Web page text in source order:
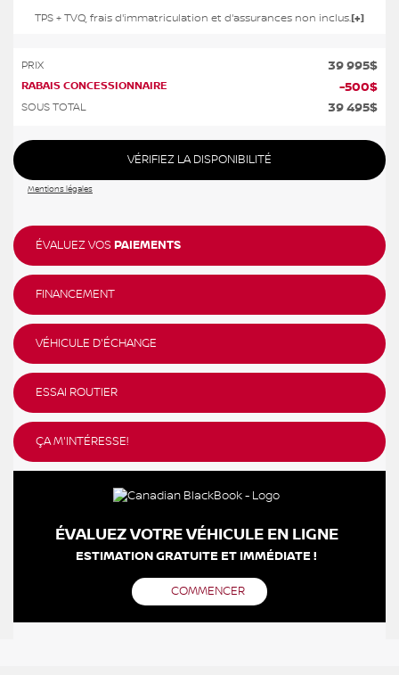
TPS + TVQ, frais d'immatriculation et d'assurances non inclus.
PRIX 39 995$
RABAIS CONCESSIONNAIRE -500$
SOUS TOTAL 39 495$
VÉRIFIEZ LA DISPONIBILITÉ
Mentions légales
ÉVALUEZ VOS PAIEMENTS
FINANCEMENT
VÉHICULE D'ÉCHANGE
ESSAI ROUTIER
ÇA M'INTÉRESSE!
ÉVALUEZ VOTRE VÉHICULE EN LIGNE
ESTIMATION GRATUITE ET IMMÉDIATE !
COMMENCER